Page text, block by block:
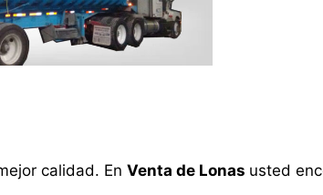
calidad. En Venta de Lonas usted